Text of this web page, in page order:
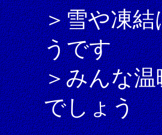
＞雪や凍
うです
＞みんな
でしょう